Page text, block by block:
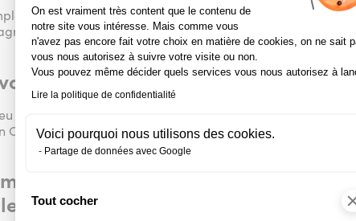
Plateforme de Gestion du
On est vraiment très content que le contenu de
notre site vous intéresse. Mais comme vous
n'avez pas encore fait votre choix en matière de cookies, on ne sait
vous nous autorisez à suivre votre visite ou non.
Vous pouvez même décider quels services vous nous autorisez à
Lire la politique de confidentialité
Voici pourquoi nous utilisons des cookies.
Partage de données avec Google
Tout cocher
: la formation s’est finie fin octobre et début janvier, je
surprise d’obtenir si rapidement des
de cette expérience ?
l’opportunité de suivre cette formation. Cela m’a permis
CV une expérience professionnelle valorisante et un
acquises à l’IFOCOP,
au final ?